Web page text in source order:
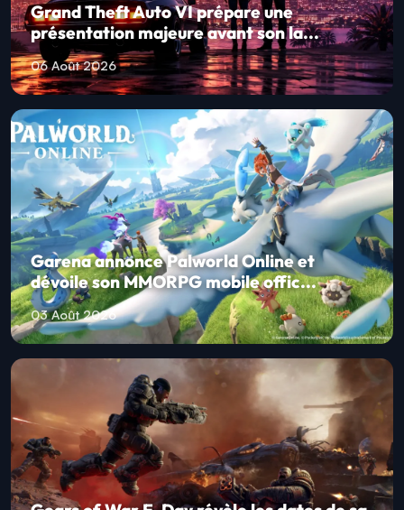
Grand Theft Auto VI prépare une
présentation majeure avant son la...
06 Août 2026
Garena annonce Palworld Online et
dévoile son MMORPG mobile offic...
03 Août 2026